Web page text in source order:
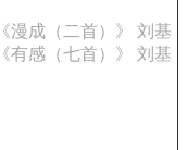
《漫成（二首）》 刘基
《有感（七首）》 刘基